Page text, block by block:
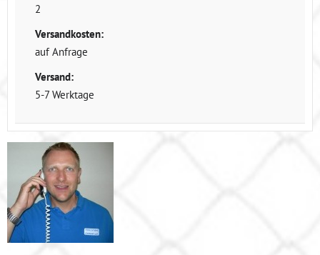
2
Versandkosten:
auf Anfrage
Versand:
5-7 Werktage